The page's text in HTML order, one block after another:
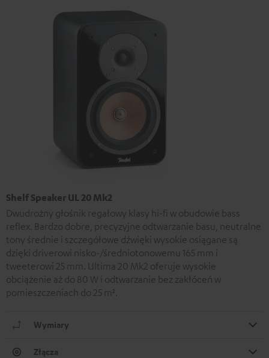
Shelf Speaker UL 20 Mk2
Dwudrożny głośnik regałowy klasy hi-fi w obudowie bass
reflex. Bardzo dobre, precyzyjne odtwarzanie basu, neutralne
tony średnie i szczegółowe dźwięki wysokie osiągane są
dzięki driverowi nisko-/średniotonowemu 165 mm i
tweeterowi 25 mm. Ultima 20 Mk2 oferuje wysokie
obciążenie aż do 80 W i odtwarzanie bez zakłóceń w
pomieszczeniach do 25 m².
Wymiary
Złącza